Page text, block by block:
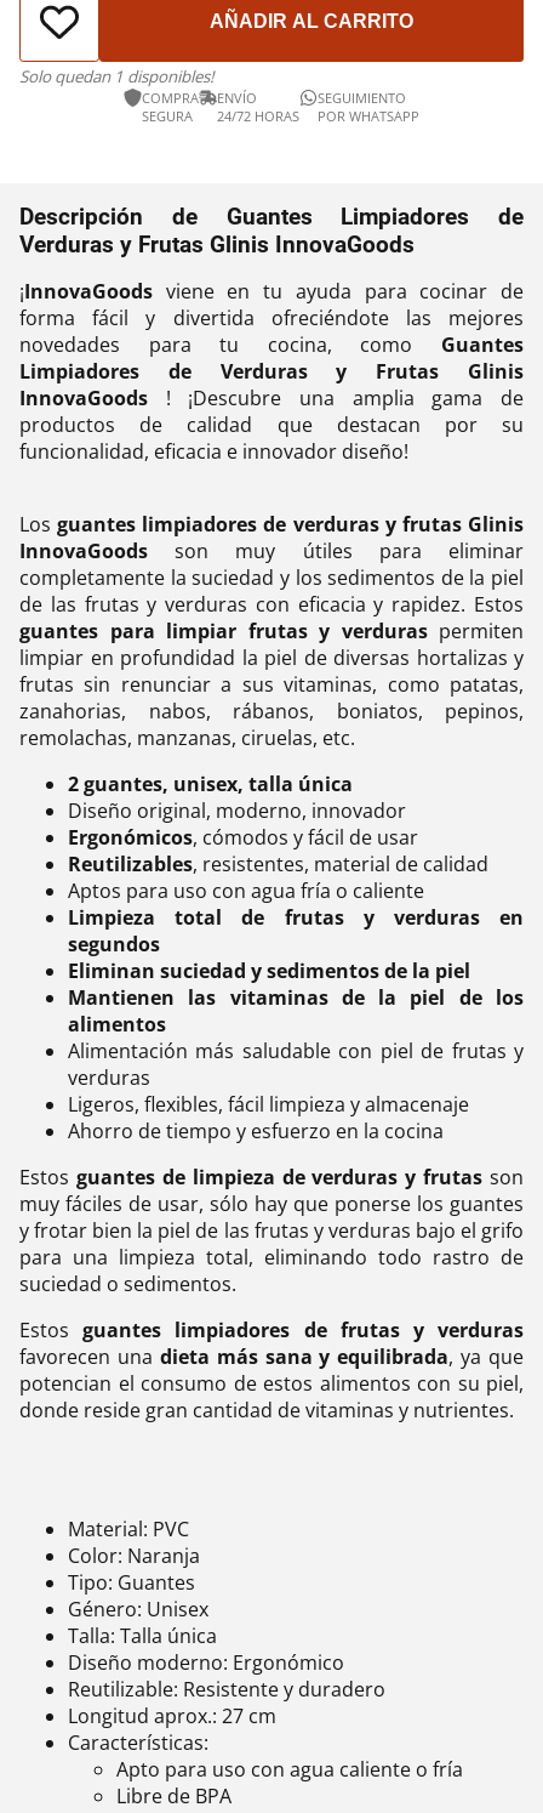
AÑADIR AL CARRITO
Solo quedan 1 disponibles!
COMPRA
SEGURA
ENVÍO
24/72 HORAS
SEGUIMIENTO
POR WHATSAPP
Descripción de Guantes Limpiadores de
Verduras y Frutas Glinis InnovaGoods
¡InnovaGoods viene en tu ayuda para cocinar de
forma fácil y divertida ofreciéndote las mejores
novedades para tu cocina, como Guantes
Limpiadores de Verduras y Frutas Glinis
InnovaGoods ! ¡Descubre una amplia gama de
productos de calidad que destacan por su
funcionalidad, eficacia e innovador diseño!
Losguantes limpiadores de verduras y frutas Glinis
InnovaGoodsson muy útiles para eliminar
completamente la suciedad y los sedimentos de la piel
de las frutas y verduras con eficacia y rapidez. Estos
guantes para limpiar frutas y verduraspermiten
limpiar en profundidad la piel de diversas hortalizas y
frutas sin renunciar a sus vitaminas, como patatas,
zanahorias, nabos, rábanos, boniatos, pepinos,
remolachas, manzanas, ciruelas, etc.
2 guantes, unisex, talla única
Diseño original, moderno, innovador
Ergonómicos, cómodos y fácil de usar
Reutilizables, resistentes, material de calidad
Aptos para uso con agua fría o caliente
Limpieza total de frutas y verduras en
segundos
Eliminan suciedad y sedimentos de la piel
Mantienen las vitaminas de la piel de los
alimentos
Alimentación más saludable con piel de frutas y
verduras
Ligeros, flexibles, fácil limpieza y almacenaje
Ahorro de tiempo y esfuerzo en la cocina
Estos guantes de limpieza de verduras y frutas son
muy fáciles de usar, sólo hay que ponerse los guantes
y frotar bien la piel de las frutas y verduras bajo el grifo
para una limpieza total, eliminando todo rastro de
suciedad o sedimentos.
Estosguantes limpiadores de frutas y verduras
favorecen una dieta más sana y equilibrada, ya que
potencian el consumo de estos alimentos con su piel,
donde reside gran cantidad de vitaminas y nutrientes.
Material: PVC
Color: Naranja
Tipo: Guantes
Género: Unisex
Talla: Talla única
Diseño moderno: Ergonómico
Reutilizable: Resistente y duradero
Longitud aprox.: 27 cm
Características:
Apto para uso con agua caliente o fría
Libre de BPA